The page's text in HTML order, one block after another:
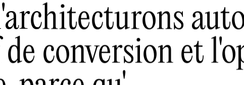
conversion et